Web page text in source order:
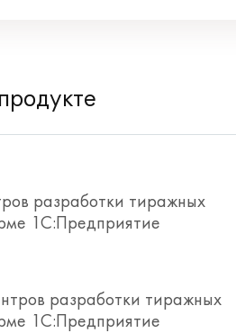
разработки тиражных
1С:Предприятие
разработки тиражных
1С:Предприятие